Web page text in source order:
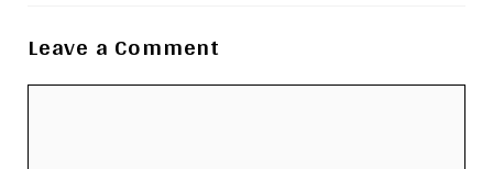
Leave a Comment
Comment